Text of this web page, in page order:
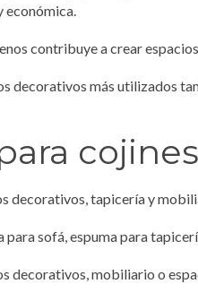
económica.
contribuye a crear
decorativos más utilizados
decorativos, tapicería y
para sofá espuma para
decorativos, mobiliario o